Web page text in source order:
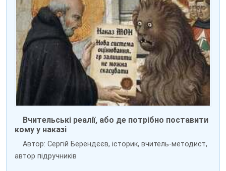
Вчительські реалії, або де потрібно поставити
кому у наказі
Автор: Сергій Берендєєв, історик, вчитель-методист,
автор підручників